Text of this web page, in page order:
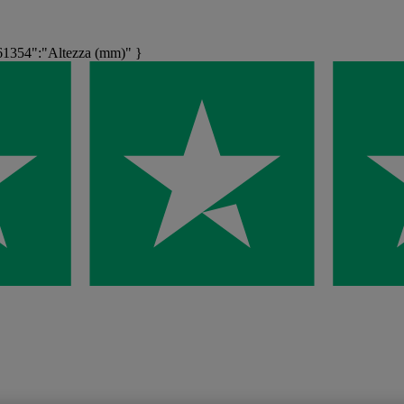
(mm)" }